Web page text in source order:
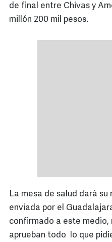
de final entre Chivas y
millón 200 mil pesos.
La mesa de salud dará
enviada por el
confirmado a este medio,
aprueban todo lo que